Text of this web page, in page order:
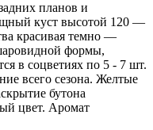
планов и
куст высотой 120 —
красивая темно —
формы,
в соцветиях по 5 - 7 шт.
всего сезона. Желтые
бутона
цвет. Аромат